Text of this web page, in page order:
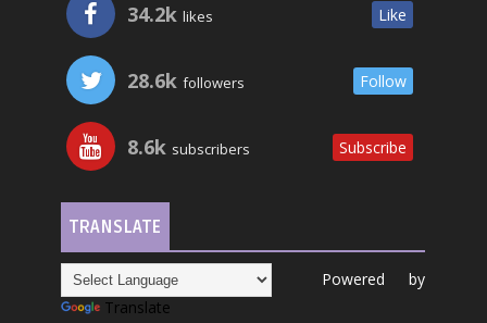
34.2k likes Like
28.6k followers Follow
8.6k subscribers Subscribe
TRANSLATE
Powered by
Translate